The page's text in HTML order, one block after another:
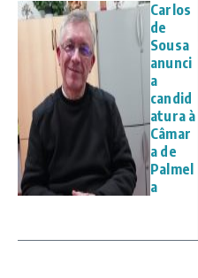
Carlos
de
Sousa
anunci
a
candid
atura à
Câmar
a de
Palmel
a